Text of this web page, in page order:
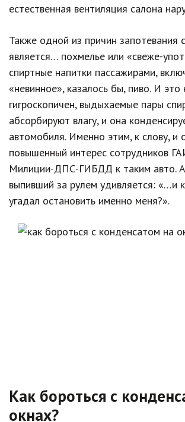
естественная вентиляция салона
Также одной из причин запотевания
является… похмелье или «свеже-
спиртные напитки пассажирами,
«невинное», казалось бы, пиво. И это
гигроскопичен, выдыхаемые пары
абсорбируют влагу, и она
автомобиля. Именно этим, к слову, и
повышенный интерес сотрудников
Милиции-ДПС-ГИБДД к таким авто.
выпивший за рулем удивляется: «…и
угадал остановить именно меня?».
Как бороться с
окнах?